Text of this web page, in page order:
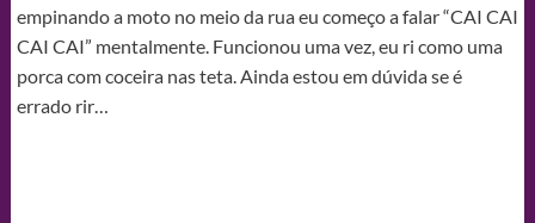
empinando a moto no meio da rua eu começo a falar “CAI CAI
CAI CAI” mentalmente. Funcionou uma vez, eu ri como uma
porca com coceira nas teta. Ainda estou em dúvida se é
errado rir…